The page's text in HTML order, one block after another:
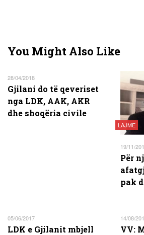
You Might Also Like
28/04/2018
Gjilani do të qeveriset
nga LDK, AAK, AKR
dhe shoqëria civile
LAJME
19/11/
Për
pak
05/06/2017
LDK e Gjilanit mbjell
14/08/
VV: